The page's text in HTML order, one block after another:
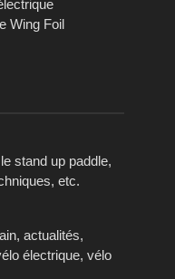
Wing Foil
stand up paddle,
etc.
actualités,
électrique, vélo